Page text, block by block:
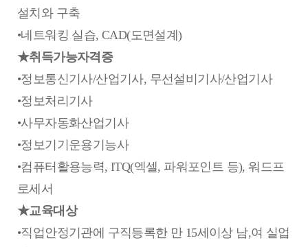
설치와 구축
•네트워킹 실습, CAD(도면설계)
★취득가능자격증
•정보통신기사/산업기사, 무선설비기사/산업기사
•정보처리기사
•사무자동화산업기사
•정보기기운용기능사
•컴퓨터활용능력, ITQ(엑셀, 파워포인트 등), 워드프
로세서
★교육대상
•직업안정기관에 구직등록한 만 15세이상 남,여 실업